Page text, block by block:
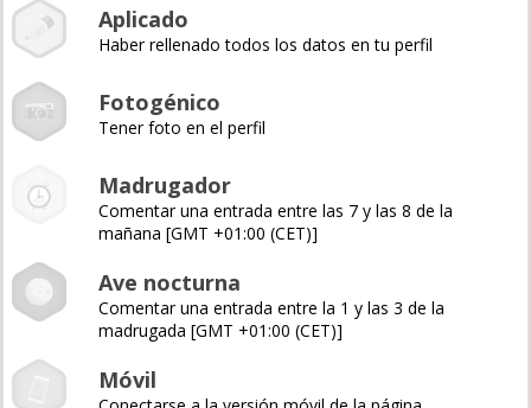
Aplicado
Haber rellenado todos los datos en tu perfil
Fotogénico
Tener foto en el perfil
Madrugador
Comentar una entrada entre las 7 y las 8 de la
mañana [GMT +01:00 (CET)]
Ave nocturna
Comentar una entrada entre la 1 y las 3 de la
madrugada [GMT +01:00 (CET)]
Móvil